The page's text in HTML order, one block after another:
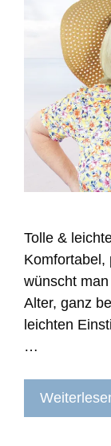
Tolle &
Komfortabel,
wünscht
Alter, ganz
leichten
…